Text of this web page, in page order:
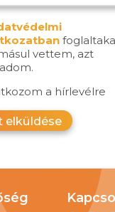
vettem, azt
a hírlevélre
elküldése